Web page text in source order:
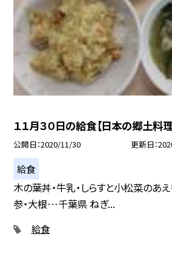
１１月３０日の給食【日本の郷土料理
公開日 2020/11/30 更新日
給食
木の葉丼・牛乳・しらすと小松菜のあ
参・大根…千葉県 ねぎ...
給食